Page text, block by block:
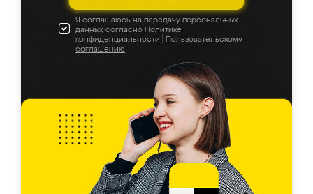
Я соглашаюсь на передачу персональных
данных согласно Политике
конфиденциальности
Пользовательскому
соглашению